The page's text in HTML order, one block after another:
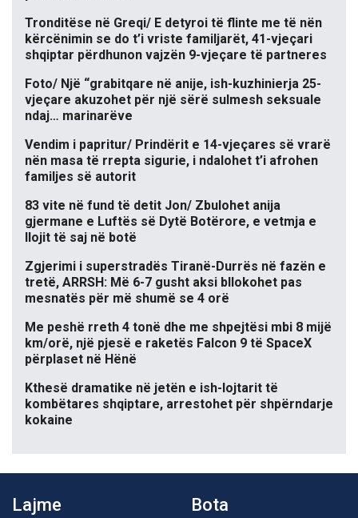
Tronditëse në Greqi/ E detyroi të flinte me të nën
kërcënimin se do t’i vriste familjarët, 41-vjeçari
shqiptar përdhunon vajzën 9-vjeçare të partneres
Foto/ Një “grabitqare në anije, ish-kuzhinierja 25-
vjeçare akuzohet për një sërë sulmesh seksuale
ndaj… marinarëve
Vendim i papritur/ Prindërit e 14-vjeçares së vrarë
nën masa të rrepta sigurie, i ndalohet t’i afrohen
familjes së autorit
83 vite në fund të detit Jon/ Zbulohet anija
gjermane e Luftës së Dytë Botërore, e vetmja e
llojit të saj në botë
Zgjerimi i superstradës Tiranë-Durrës në fazën e
tretë, ARRSH: Më 6-7 gusht aksi bllokohet pas
mesnatës për më shumë se 4 orë
Me peshë rreth 4 tonë dhe me shpejtësi mbi 8 mijë
km/orë, një pjesë e raketës Falcon 9 të SpaceX
përplaset në Hënë
Kthesë dramatike në jetën e ish-lojtarit të
kombëtares shqiptare, arrestohet për shpërndarje
kokaine
Lajme Bota